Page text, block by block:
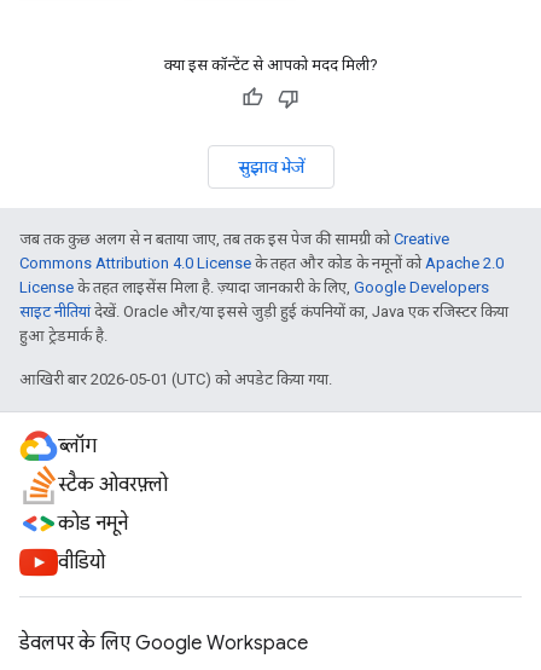
क्या इस कॉन्टेंट से आपको मदद मिली?
सुझाव भेजें
जब तक कुछ अलग से न बताया जाए, तब तक इस पेज की सामग्री कोCreative
Commons Attribution 4.0 License के तहत और कोड के नमूनों कोApache 2.0
License के तहत लाइसेंस मिला है. ज़्यादा जानकारी के लिए, Google Developers
साइट नीतियांदेखें. Oracle और/या इससे जुड़ी हुई कंपनियों का, Java एक रजिस्टर किया
हुआ ट्रेडमार्क है.
आखिरी बार 2026-05-01 (UTC) को अपडेट किया गया.
ब्लॉग
स्टैक ओवरफ़्लो
कोड नमूने
वीडियो
डेवलपर के लिए Google Workspace